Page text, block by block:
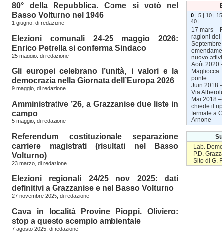
80° della Repubblica. Come si votò nel
Basso Volturno nel 1946
1 giugno, di redazione
Elezioni comunali 24-25 maggio 2026:
Enrico Petrella si conferma Sindaco
25 maggio, di redazione
Gli europei celebrano l’unità, i valori e la
democrazia nella Giornata dell’Europa 2026
9 maggio, di redazione
Amministrative ’26, a Grazzanise due liste in
campo
5 maggio, di redazione
Referendum costituzionale separazione
carriere magistrati (risultati nel Basso
Volturno)
23 marzo, di redazione
Elezioni regionali 24/25 nov 2025: dati
definitivi a Grazzanise e nel Basso Volturno
27 novembre 2025, di redazione
Cava in località Provine Pioppi. Oliviero:
stop a questo scempio ambientale
7 agosto 2025, di redazione
0| 5| 10| 15
40|
17 mars –
ragioni del
nuove
Août 2020
Magliocca
ponte
Juin 2018
Via
Mai 2018
chiede il
fermate a
Arnone
-Lab.
-P.D.
-Sito di G.